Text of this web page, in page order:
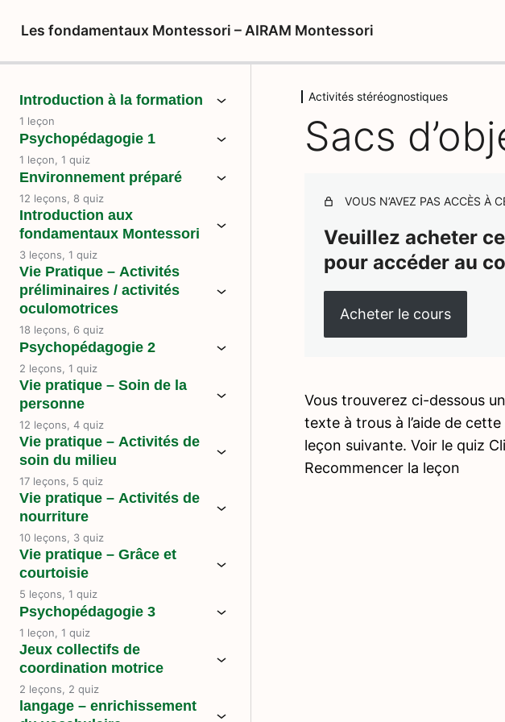
Les fondamentaux Montessori – AIRAM Montessori
Introduction à la formation
1 leçon
Psychopédagogie 1
1 leçon, 1 quiz
Environnement préparé
12 leçons, 8 quiz
Introduction aux
fondamentaux Montessori
3 leçons, 1 quiz
Vie Pratique – Activités
préliminaires / activités
oculomotrices
18 leçons, 6 quiz
Psychopédagogie 2
2 leçons, 1 quiz
Vie pratique – Soin de la
personne
12 leçons, 4 quiz
Vie pratique – Activités de
soin du milieu
17 leçons, 5 quiz
Vie pratique – Activités de
nourriture
10 leçons, 3 quiz
Vie pratique – Grâce et
courtoisie
5 leçons, 1 quiz
Psychopédagogie 3
1 leçon, 1 quiz
Jeux collectifs de
coordination motrice
2 leçons, 2 quiz
langage – enrichissement
Activités stéréognostiques
Sacs
VOUS N’AVEZ PAS ACCÈS À
Veuillez acheter
pour accéder au
Acheter le cours
Vous trouverez ci-dessous
texte à trous à l’aide de
leçon suivante. Voir le quiz
Recommencer la leçon